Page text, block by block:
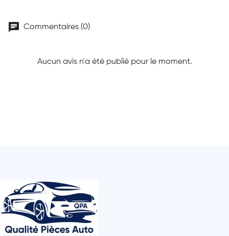
chat Commentaires (0)
Aucun avis n'a été publié pour le moment.